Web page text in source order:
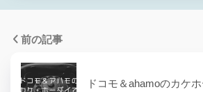
前の記事
ドコモ＆ahamoのカケ